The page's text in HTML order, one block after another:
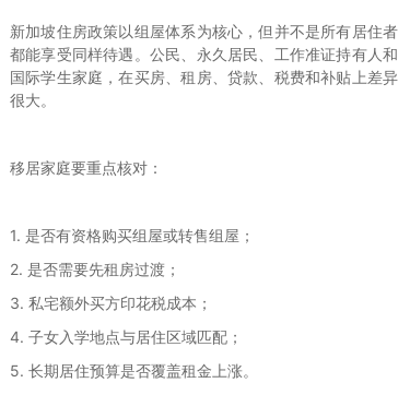
新加坡住房政策以组屋体系为核心，但并不是所有居住者
都能享受同样待遇。公民、永久居民、工作准证持有人和
国际学生家庭，在买房、租房、贷款、税费和补贴上差异
很大。
移居家庭要重点核对：
1. 是否有资格购买组屋或转售组屋；
2. 是否需要先租房过渡；
3. 私宅额外买方印花税成本；
4. 子女入学地点与居住区域匹配；
5. 长期居住预算是否覆盖租金上涨。